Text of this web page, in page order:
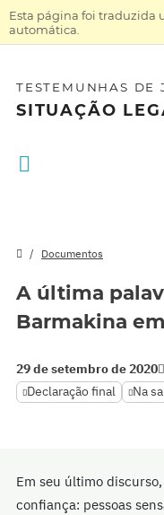
Esta página foi traduzida
automática.
TESTEMUNHAS DE
SITUAÇÃO
Documentos
A última
Barmakina
29 de setembro de 2020
Declaração final Na
Em seu último
confiança: pessoas